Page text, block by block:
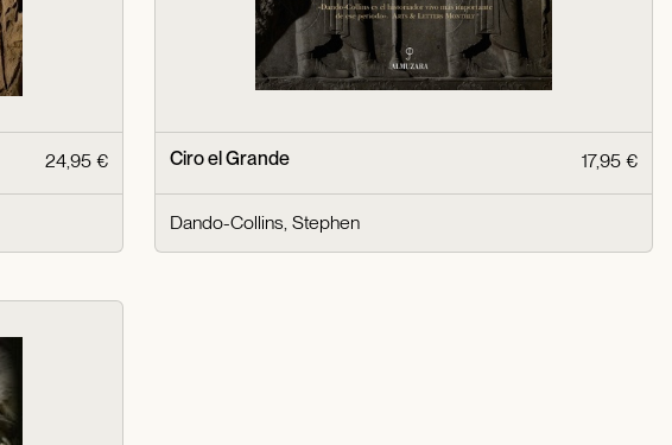
24,95 € Ciro el Grande 17,95 €
Dando-Collins, Stephen